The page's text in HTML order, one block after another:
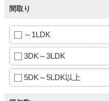
間取り
～1LDK
3DK～3LDK
5DK～5LDK以上